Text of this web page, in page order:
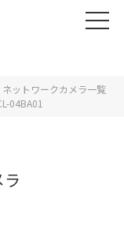
ネットワークカメラ一覧
04BA01